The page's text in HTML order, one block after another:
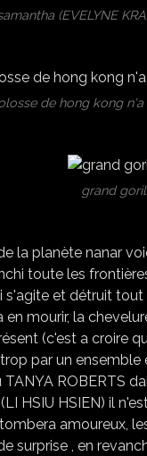
(EVELYNE
de hong kong
grand
la planète nanar
toute les
et détruit
mourir, la
(c'est a croire
par un
TANYA ROBERTS
HSIU HSIEN) il
amoureux,
surprise , en